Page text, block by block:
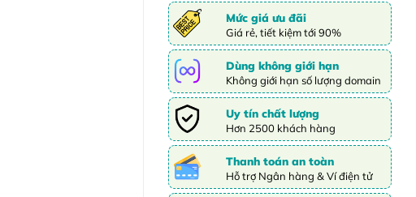
Mức giá ưu đãi
Giá rẻ, tiết kiệm tới 90%
Dùng không giới hạn
Không giới hạn số lượng domain
Uy tín chất lượng
Hơn 2500 khách hàng
Thanh toán an toàn
Hỗ trợ Ngân hàng & Ví điện tử